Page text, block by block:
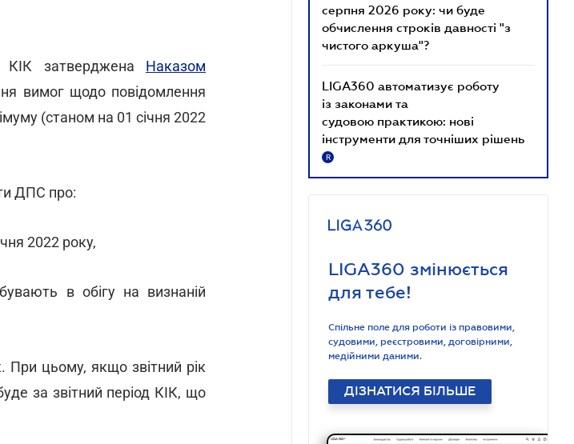
КІК затверджена Наказом
вимог щодо повідомлення
(станом на 01 січня 2022
ДПС про:
2022 року,
в обігу на визнаній
При цьому, якщо звітний рік
за звітний період КІК, що
серпня 2026 року: чи буде
обчислення строків давності "з
чистого аркуша"?
LIGA360 автоматизує роботу
із законами та
судовою практикою: нові
інструменти для точніших рішень
R
LIGA360 змінюється
для тебе!
Спільне поле для роботи із правовими,
судовими, реєстровими, договірними,
медійними даними.
ДІЗНАТИСЯ БІЛЬШЕ